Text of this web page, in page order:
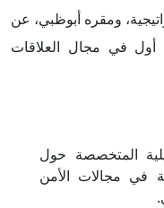
ومقره أبوظبي، عن
في مجال العلاقات
المتخصصة حول
في مجالات الأمن